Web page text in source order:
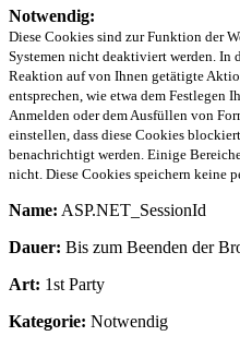
Notwendig:
Diese Cookies sind zur Funktion der
Systemen nicht deaktiviert werden. In
Reaktion auf von Ihnen getätigte
entsprechen, wie etwa dem Festlegen
Anmelden oder dem Ausfüllen von
einstellen, dass diese Cookies
benachrichtigt werden. Einige
nicht. Diese Cookies speichern keine
Name: ASP.NET_SessionId
Dauer: Bis zum Beenden der
Art: 1st Party
Kategorie: Notwendig